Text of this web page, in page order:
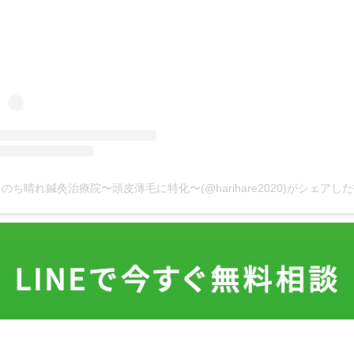
ち晴れ鍼灸治療院〜頭皮薄毛に特化〜(@harihare2020)がシェアし